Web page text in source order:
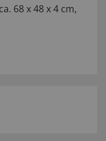
68 x 48 x 4 cm,